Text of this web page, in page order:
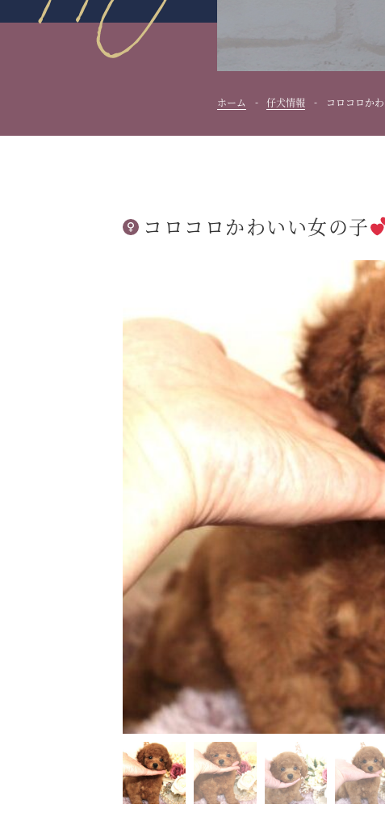
ホーム 仔犬情報 コロコロか
コロコロかわいい女の子